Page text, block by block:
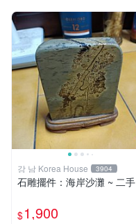
강 남 Korea House 3904
石雕擺件：海岸沙灘 ~ 二手
$1,900